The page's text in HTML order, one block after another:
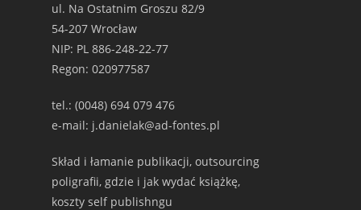
ul. Na Ostatnim Groszu 82/9
54-207 Wrocław
NIP: PL 886-248-22-77
Regon: 020977587
tel.: (0048) 694 079 476
e-mail: j.danielak@ad-fontes.pl
Skład i łamanie publikacji, outsourcing
poligrafii, gdzie i jak wydać książkę,
koszty self publishngu